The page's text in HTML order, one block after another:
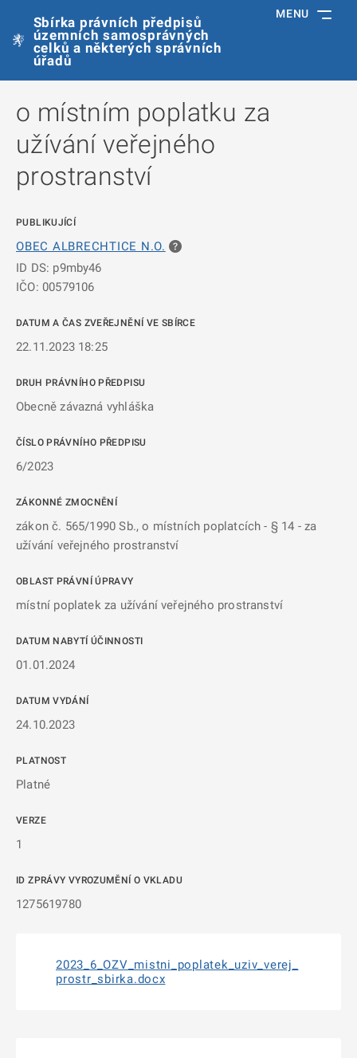
Sbírka právních předpisů
územních samosprávných
celků a některých správních
úřadů
MENU
o místním poplatku za
užívání veřejného
prostranství
PUBLIKUJÍCÍ
OBEC ALBRECHTICE N.O.
ID DS: p9mby46
IČO: 00579106
DATUM A ČAS ZVEŘEJNĚNÍ VE SBÍRCE
22.11.2023 18:25
DRUH PRÁVNÍHO PŘEDPISU
Obecně závazná vyhláška
ČÍSLO PRÁVNÍHO PŘEDPISU
6/2023
ZÁKONNÉ ZMOCNĚNÍ
zákon č. 565/1990 Sb., o místních poplatcích - § 14 - za
užívání veřejného prostranství
OBLAST PRÁVNÍ ÚPRAVY
místní poplatek za užívání veřejného prostranství
DATUM NABYTÍ ÚČINNOSTI
01.01.2024
DATUM VYDÁNÍ
24.10.2023
PLATNOST
Platné
VERZE
1
ID ZPRÁVY VYROZUMĚNÍ O VKLADU
1275619780
2023_6_OZV_mistni_poplatek_uziv_verej_
prostr_sbirka.docx